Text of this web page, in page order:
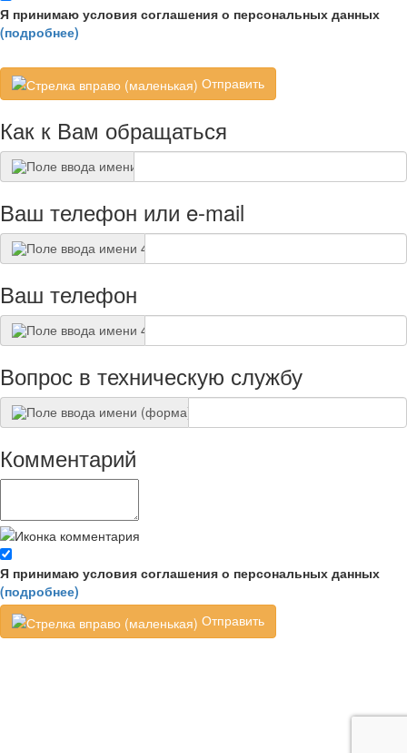
Я принимаю условия соглашения о персональных данных
(подробнее)
Отправить
Как к Вам обращаться
Ваш телефон или e-mail
Ваш телефон
Вопрос в техническую службу
Комментарий
Я принимаю условия соглашения о персональных данных
(подробнее)
Отправить